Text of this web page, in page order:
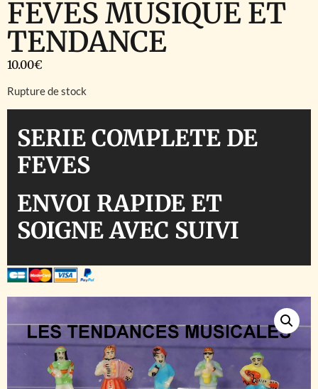
FEVES MUSIQUE ET
TENDANCE
10.00€
Rupture de stock
SERIE COMPLETE DE
FEVES
ENVOI RAPIDE ET
SOIGNE AVEC SUIVI